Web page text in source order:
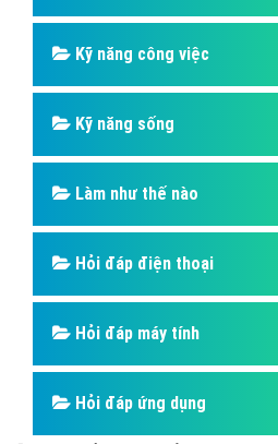
Kỹ năng công việc
Kỹ năng sống
Làm như thế nào
Hỏi đáp điện thoại
Hỏi đáp máy tính
Hỏi đáp ứng dụng